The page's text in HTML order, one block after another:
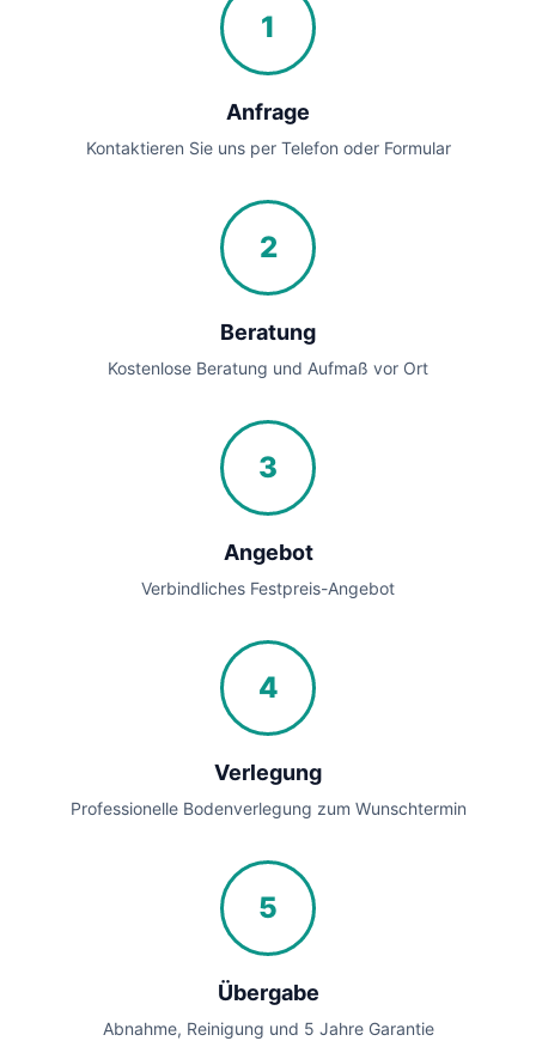
1
Anfrage
Kontaktieren Sie uns per Telefon oder Formular
2
Beratung
Kostenlose Beratung und Aufmaß vor Ort
3
Angebot
Verbindliches Festpreis-Angebot
4
Verlegung
Professionelle Bodenverlegung zum Wunschtermin
5
Übergabe
Abnahme, Reinigung und 5 Jahre Garantie